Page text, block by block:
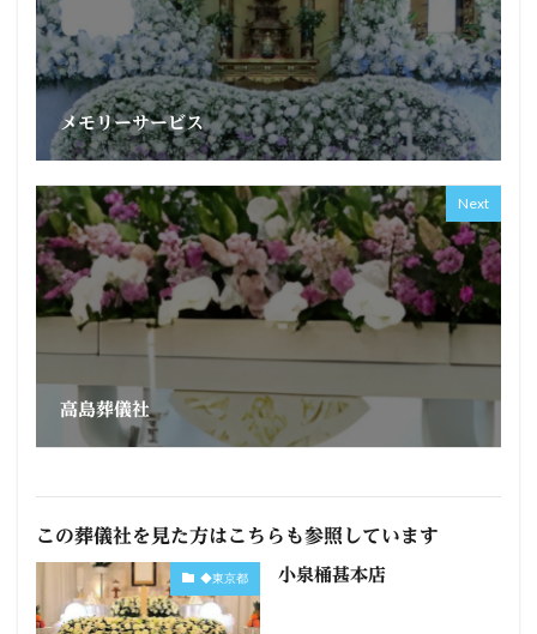
メモリーサービス
Next
高島葬儀社
この葬儀社を見た方はこちらも参照しています
◆東京都 小泉桶甚本店